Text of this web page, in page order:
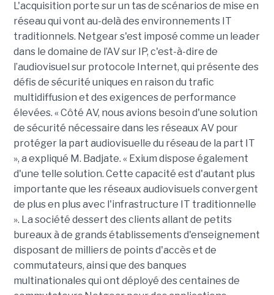
L'acquisition porte sur un tas de scénarios de mise en
réseau qui vont au-delà des environnements IT
traditionnels. Netgear s'est imposé comme un leader
dans le domaine de l’AV sur IP, c'est-à-dire de
l’audiovisuel sur protocole Internet, qui présente des
défis de sécurité uniques en raison du trafic
multidiffusion et des exigences de performance
élevées. « Côté AV, nous avions besoin d'une solution
de sécurité nécessaire dans les réseaux AV pour
protéger la part audiovisuelle du réseau de la part IT
», a expliqué M. Badjate. « Exium dispose également
d'une telle solution. Cette capacité est d'autant plus
importante que les réseaux audiovisuels convergent
de plus en plus avec l'infrastructure IT traditionnelle
». La société dessert des clients allant de petits
bureaux à de grands établissements d'enseignement
disposant de milliers de points d'accès et de
commutateurs, ainsi que des banques
multinationales qui ont déployé des centaines de